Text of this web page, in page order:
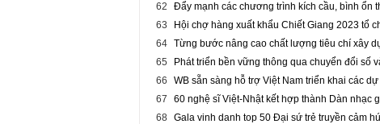
62
Đẩy mạnh các chương trình kích cầu, bình ổn
63
Hội chợ hàng xuất khẩu Chiết Giang 2023 tổ
64 Từng bước nâng cao chất lượng tiêu chí xây
65
Phát triển bền vững thông qua chuyển đổi số
66
WB sẵn sàng hỗ trợ Việt Nam triển khai các
67
60 nghệ sĩ Việt-Nhật kết hợp thành Dàn nhạc
68 Gala vinh danh top 50 Đại sứ trẻ truyền cảm